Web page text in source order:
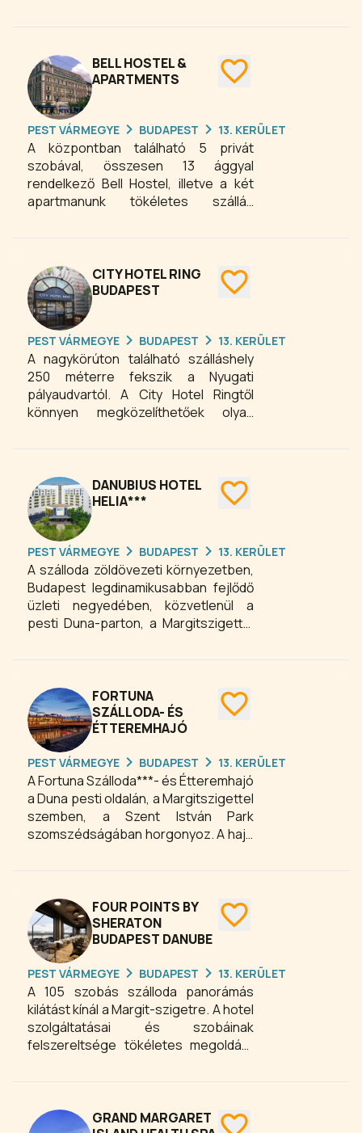
biztosítva. Széles-sávú internet,
épületben 95 szoba található három
emeleten. Tágas folyosók, világos,
fele részben csendes mellékutcára,
fele részben udvarra néző szobák.
BELL HOSTEL &
APARTMENTS
PEST VÁRMEGYE BUDAPEST 13. KERÜLET
A központban található 5 privát
szobával, összesen 13 ággyal
rendelkező Bell Hostel, illetve a két
apartmanunk tökéletes szállás
fesztiválra/rendezvényre ellátogató
CITY HOTEL RING
BUDAPEST
PEST VÁRMEGYE BUDAPEST 13. KERÜLET
A nagykörúton található szálláshely
250 méterre fekszik a Nyugati
pályaudvartól. A City Hotel Ringtől
könnyen megközelíthetőek olyan
Parlament. A legközelebbi éjszakai
rekreációs területe 850 méterre
várják a látogatókat.
DANUBIUS HOTEL
HELIA***
PEST VÁRMEGYE BUDAPEST 13. KERÜLET
A szálloda zöldövezeti környezetben,
Budapest legdinamikusabban fejlődő
üzleti negyedében, közvetlenül a
pesti Duna-parton, a Margitszigettel
a budai hegyekre. A szállodában a
között választhat. Milyen panorámára
szeretne ébredni? Válasszon
hotelszobát kilátással a pesti
háztetőkre vagy a budai hegyekre és
a Dunára, wellness részleg
használattal!
FORTUNA
SZÁLLODA- ÉS
ÉTTEREMHAJÓ
PEST VÁRMEGYE BUDAPEST 13. KERÜLET
A Fortuna Szálloda***- és Étteremhajó
a Duna pesti oldalán, a Margitszigettel
szemben, a Szent István Park
szomszédságában horgonyoz. A hajó
mégis frekventált helyen áll, közel a
a hajó együttese teszi igazán
felejthetetlenné a nálunk eltöltött időt.
FOUR POINTS BY
SHERATON
BUDAPEST DANUBE
PEST VÁRMEGYE BUDAPEST 13. KERÜLET
A 105 szobás szálloda panorámás
kilátást kínál a Margit-szigetre. A hotel
szolgáltatásai és szobáinak
felszereltsége tökéletes megoldást
környéken keresnek szállást, míg az
kiszolgálja a közepes méretű
GRAND MARGARET